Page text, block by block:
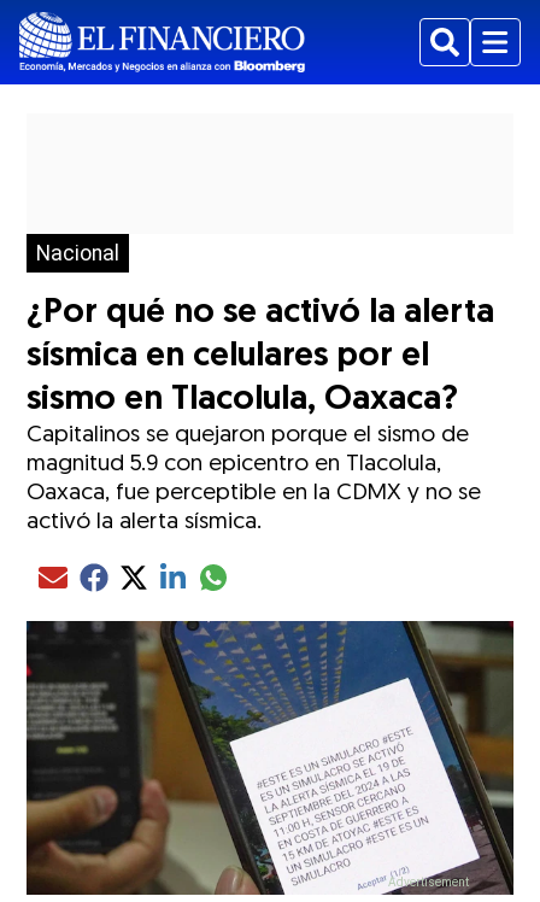
BuscarMenu
Nacional
¿Por qué no se activó la alerta
sísmica en celulares por el
sismo en Tlacolula, Oaxaca?
Capitalinos se quejaron porque el sismo de
magnitud 5.9 con epicentro en Tlacolula,
Oaxaca, fue perceptible en la CDMX y no se
activó la alerta sísmica.
Compartir el artículo actual mediante Email
Compartir el artículo actual mediante Facebook
Compartir el artículo actual mediante Twitter
Compartir el artículo actual mediante LinkedIn
Compartir el artículo actual mediante